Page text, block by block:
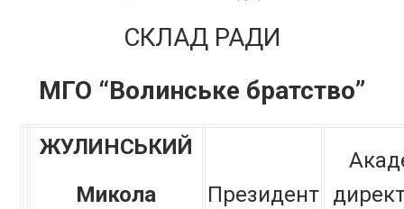
СКЛАД РАДИ
МГО “Волинське братство”
ЖУЛИНСЬКИЙ
Микола
Президент